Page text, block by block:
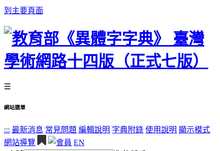
到主要頁面
☰
網站選單
::: 最新消息 常見問題 編輯說明 字典附錄 使用說明 顯示模式
網站導覽
EN